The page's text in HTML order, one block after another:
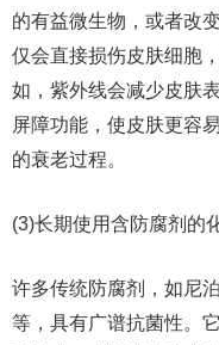
的有益微生物，或者改
仅会直接损伤皮肤细胞
如，紫外线会减少皮肤
屏障功能，使皮肤更容
的衰老过程。
(3)长期使用含防腐剂的
许多传统防腐剂，如尼
等，具有广谱抗菌性。